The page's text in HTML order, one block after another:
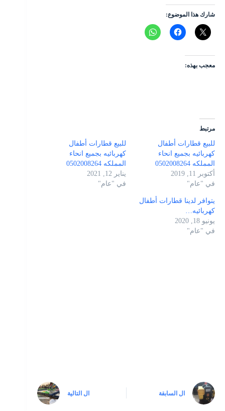
شارك هذا الموضوع:
معجب بهذه:
مرتبط
للبيع قطارات أطفال
كهربائيه بجميع انحاء
المملكه 0502008264
أكتوبر 11, 2019
في "عام"
للبيع قطارات أطفال
كهربائيه بجميع انحاء
المملكه 0502008264
يناير 12, 2021
في "عام"
يتوافر لدينا قطارات أطفال
كهربائيه…
يونيو 18, 2020
في "عام"
ال السابقة ال التالية